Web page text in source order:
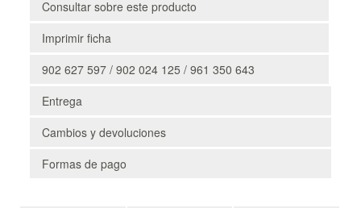
Consultar sobre este producto
Imprimir ficha
902 627 597 / 902 024 125 / 961 350 643
Entrega
Cambios y devoluciones
Formas de pago